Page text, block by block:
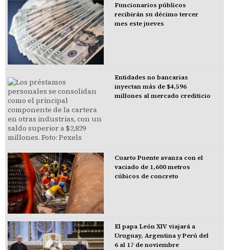
Funcionarios públicos
recibirán su décimo tercer
mes este jueves
Entidades no bancarias
inyectan más de $4,596
millones al mercado crediticio
Cuarto Puente avanza con el
vaciado de 1,600 metros
cúbicos de concreto
El papa León XIV viajará a
Uruguay, Argentina y Perú del
6 al 17 de noviembre